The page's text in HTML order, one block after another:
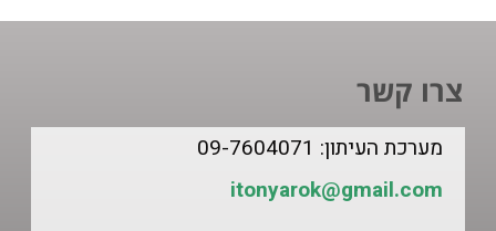
צרו קשר
מערכת העיתון: 09-7604071
itonyarok@gmail.com